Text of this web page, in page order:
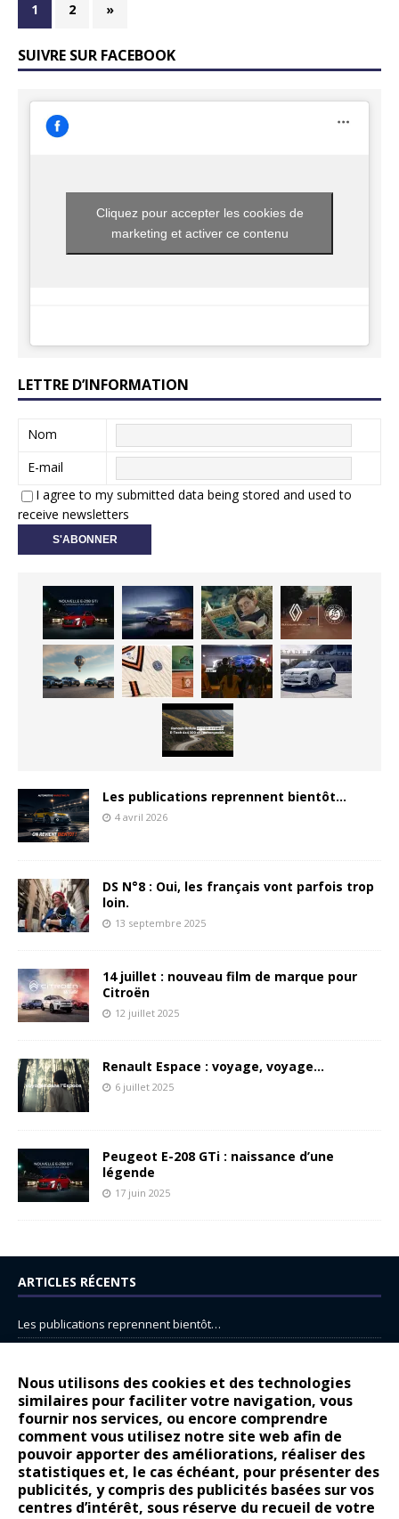
Nous utilisons des cookies et des technologies
similaires pour faciliter votre navigation, vous
fournir nos services, ou encore comprendre
comment vous utilisez notre site web afin de
pouvoir apporter des améliorations, réaliser des
statistiques et, le cas échéant, pour présenter des
publicités, y compris des publicités basées sur vos
centres d’intérêt, sous réserve du recueil de votre
1 2 »
SUIVRE SUR FACEBOOK
Cliquez pour accepter les cookies de
marketing et activer ce contenu
LETTRE D’INFORMATION
Nom
E-mail
I agree to my submitted data being stored and used to
receive newsletters
Les publications reprennent bientôt…
4 avril 2026
DS N°8 : Oui, les français vont parfois trop
loin.
13 septembre 2025
14 juillet : nouveau film de marque pour
Citroën
12 juillet 2025
Renault Espace : voyage, voyage…
6 juillet 2025
Peugeot E-208 GTi : naissance d’une
légende
17 juin 2025
ARTICLES RÉCENTS
Les publications reprennent bientôt…
14 juillet : nouveau film de marque pour Citroën
Renault Espace : voyage, voyage…
Peugeot E-208 GTi : naissance d’une légende
COMMENTAIRES RÉCENTS